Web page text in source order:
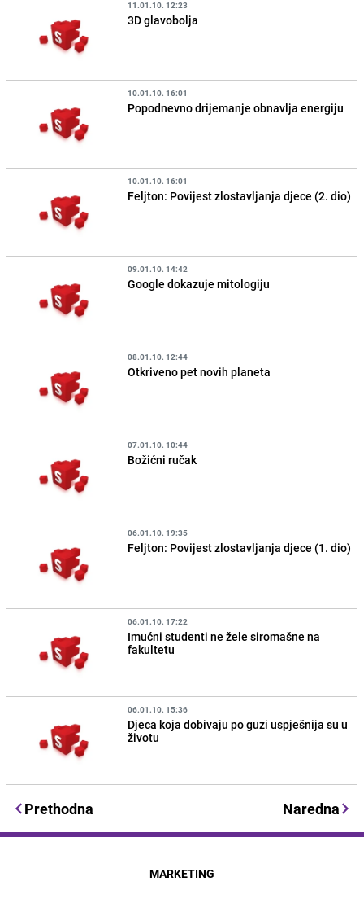
11.01.10. 12:23
3D glavobolja
10.01.10. 16:01
Popodnevno drijemanje obnavlja energiju
10.01.10. 16:01
Feljton: Povijest zlostavljanja djece (2. dio)
09.01.10. 14:42
Google dokazuje mitologiju
08.01.10. 12:44
Otkriveno pet novih planeta
07.01.10. 10:44
Božićni ručak
06.01.10. 19:35
Feljton: Povijest zlostavljanja djece (1. dio)
06.01.10. 17:22
Imućni studenti ne žele siromašne na
fakultetu
06.01.10. 15:36
Djeca koja dobivaju po guzi uspješnija su u
životu
Prethodna Naredna
MARKETING